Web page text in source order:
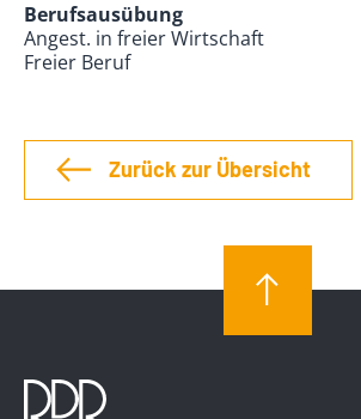
Berufsausübung
Angest. in freier Wirtschaft
Freier Beruf
Zurück zur Übersicht